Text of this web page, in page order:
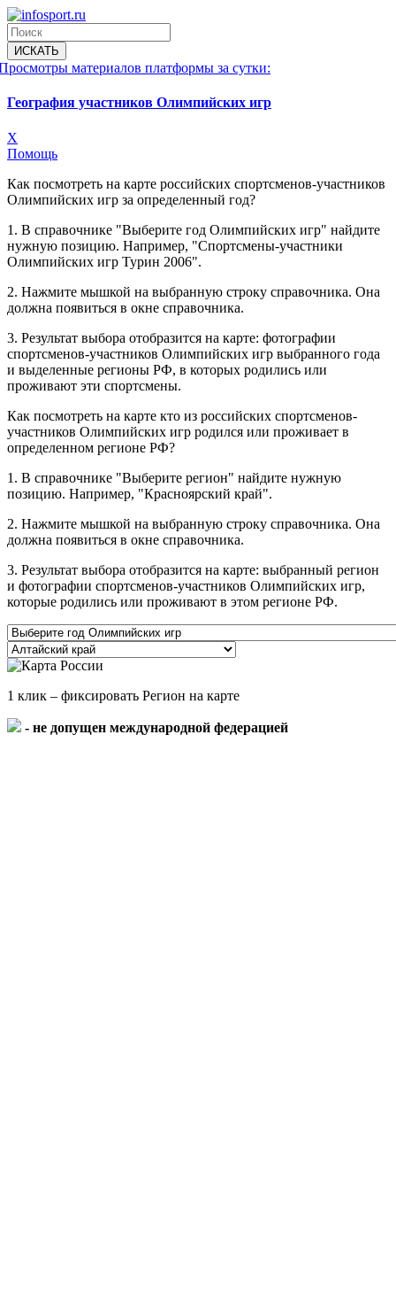
материалов платформы за сутки:
География участников Олимпийских игр
X
Помощь
Как посмотреть на карте российских спортсменов-участников
Олимпийских игр за определенный год?
1. В справочнике "Выберите год Олимпийских игр" найдите
нужную позицию. Например, "Спортсмены-участники
Олимпийских игр Турин 2006".
2. Нажмите мышкой на выбранную строку справочника. Она
должна появиться в окне справочника.
3. Результат выбора отобразится на карте: фотографии
спортсменов-участников Олимпийских игр выбранного года
и выделенные регионы РФ, в которых родились или
проживают эти спортсмены.
Как посмотреть на карте кто из российских спортсменов-
участников Олимпийских игр родился или проживает в
определенном регионе РФ?
1. В справочнике "Выберите регион" найдите нужную
позицию. Например, "Красноярский край".
2. Нажмите мышкой на выбранную строку справочника. Она
должна появиться в окне справочника.
3. Результат выбора отобразится на карте: выбранный регион
и фотографии спортсменов-участников Олимпийских игр,
которые родились или проживают в этом регионе РФ.
1 клик – фиксировать Регион на карте
- не допущен международной федерацией